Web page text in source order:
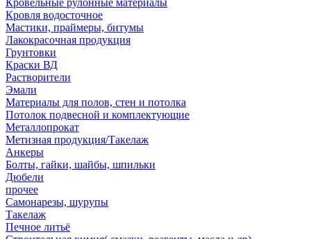
Кровельные рулонные материалы
Кровля водосточное
Мастики, праймеры, битумы
Лакокрасочная продукция
Грунтовки
Краски ВД
Растворители
Эмали
Материалы для полов, стен и потолка
Потолок подвесной и комплектующие
Металлопрокат
Метизная продукция/Такелаж
Анкеры
Болты, гайки, шайбы, шпильки
Дюбели
прочее
Самонарезы, шурупы
Такелаж
Печное литьё